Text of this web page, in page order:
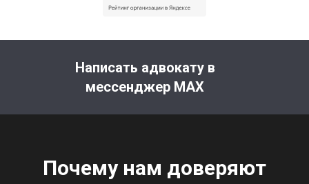
Написать адвокату в
мессенджер MAX
Почему нам доверяют